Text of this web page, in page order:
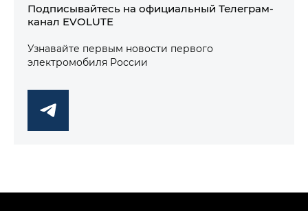
Подписывайтесь на официальный Телеграм-
канал EVOLUTE
Узнавайте первым новости первого
электромобиля России